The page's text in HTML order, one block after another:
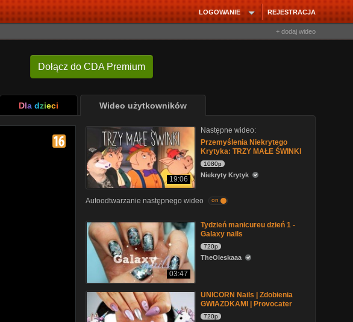
REJESTRACJA
LOGOWANIE
+ dodaj wideo
Dołącz do CDA Premium
Dla dzieci Wideo użytkowników
19:06
Następne wideo:
Przemyślenia Niekrytego
Krytyka: TRZY MAŁE ŚWINKI
1080p
Niekryty Krytyk
Autoodtwarzanie następnego wideo on
03:47
Tydzień manicureu dzień 1 -
Galaxy nails
720p
TheOleskaaa
UNICORN Nails | Zdobienia
GWIAZDKAMI | Provocater
720p